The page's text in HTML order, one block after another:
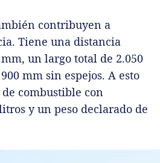
contribuyen a
Tiene una distancia
un largo total de 2.050
mm sin espejos. A esto
combustible con
y un peso declarado de